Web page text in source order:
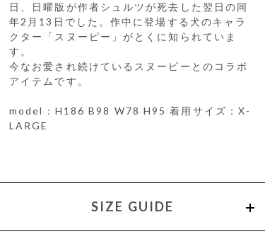
日、日曜版が作者シュルツが死去した翌日の同
年2月13日でした。作中に登場する犬のキャラ
クター「スヌーピー」がとくに知られていま
す。
今なお愛され続けているスヌーピーとのコラボ
アイテムです。
model：H186 B98 W78 H95 着用サイズ：X-
LARGE
SIZE GUIDE